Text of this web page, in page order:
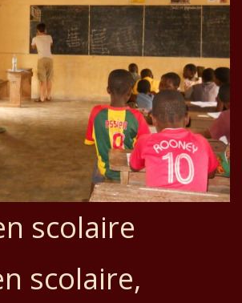
scolaire
scolaire,